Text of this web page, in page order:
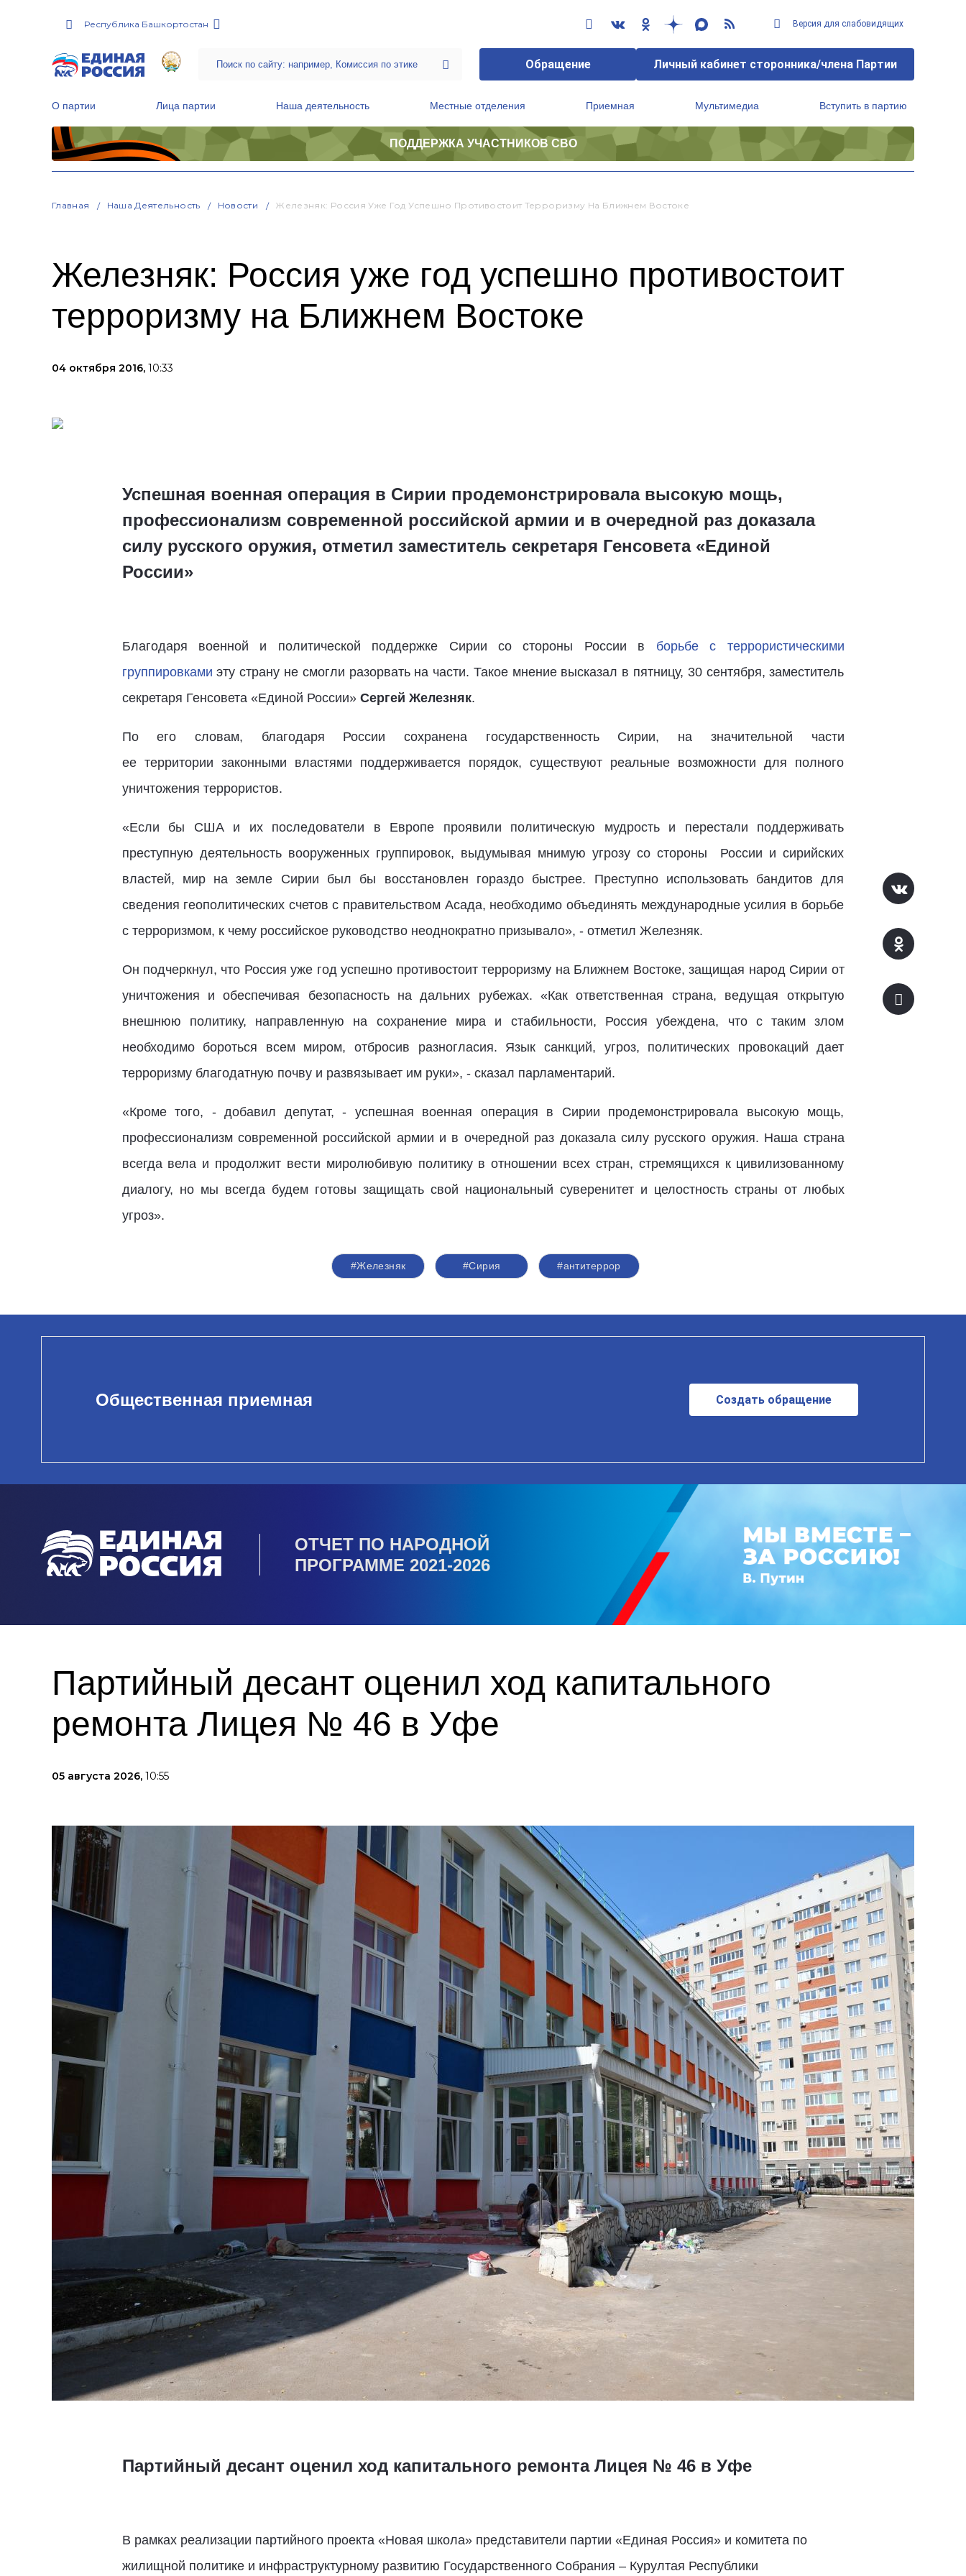
Республика Башкортостан Версия для слабовидящих
Обращение Личный кабинет сторонника/члена Партии
О партии Лица партии Наша деятельность Местные отделения Приемная Мультимедиа Вступить в партию
ПОДДЕРЖКА УЧАСТНИКОВ СВО
Главная Наша Деятельность Новости Железняк: Россия Уже Год Успешно Противостоит Терроризму На Ближнем Востоке
Железняк: Россия уже год успешно противостоит
терроризму на Ближнем Востоке
04 октября 2016, 10:33
Успешная военная операция в Сирии продемонстрировала высокую мощь,
профессионализм современной российской армии и в очередной раз доказала
силу русского оружия, отметил заместитель секретаря Генсовета «Единой
России»
Благодаря военной и политической поддержке Сирии со стороны России в борьбе с террористическими
группировками эту страну не смогли разорвать на части. Такое мнение высказал в пятницу, 30 сентября, заместитель
секретаря Генсовета «Единой России» Сергей Железняк.
По его словам, благодаря России сохранена государственность Сирии, на значительной части
ее территории законными властями поддерживается порядок, существуют реальные возможности для полного
уничтожения террористов.
«Если бы США и их последователи в Европе проявили политическую мудрость и перестали поддерживать
преступную деятельность вооруженных группировок, выдумывая мнимую угрозу со стороны России и сирийских
властей, мир на земле Сирии был бы восстановлен гораздо быстрее. Преступно использовать бандитов для
сведения геополитических счетов с правительством Асада, необходимо объединять международные усилия в борьбе
с терроризмом, к чему российское руководство неоднократно призывало», - отметил Железняк.
Он подчеркнул, что Россия уже год успешно противостоит терроризму на Ближнем Востоке, защищая народ Сирии от
уничтожения и обеспечивая безопасность на дальних рубежах. «Как ответственная страна, ведущая открытую
внешнюю политику, направленную на сохранение мира и стабильности, Россия убеждена, что с таким злом
необходимо бороться всем миром, отбросив разногласия. Язык санкций, угроз, политических провокаций дает
терроризму благодатную почву и развязывает им руки», - сказал парламентарий.
«Кроме того, - добавил депутат, - успешная военная операция в Сирии продемонстрировала высокую мощь,
профессионализм современной российской армии и в очередной раз доказала силу русского оружия. Наша страна
всегда вела и продолжит вести миролюбивую политику в отношении всех стран, стремящихся к цивилизованному
диалогу, но мы всегда будем готовы защищать свой национальный суверенитет и целостность страны от любых
угроз».
#Железняк #Сирия #антитеррор
Общественная приемная Создать обращение
ОТЧЕТ ПО НАРОДНОЙ
ПРОГРАММЕ 2021-2026
Партийный десант оценил ход капитального
ремонта Лицея № 46 в Уфе
05 августа 2026, 10:55
Партийный десант оценил ход капитального ремонта Лицея № 46 в Уфе
В рамках реализации партийного проекта «Новая школа» представители партии «Единая Россия» и комитета по
жилищной политике и инфраструктурному развитию Государственного Собрания – Курултая Республики